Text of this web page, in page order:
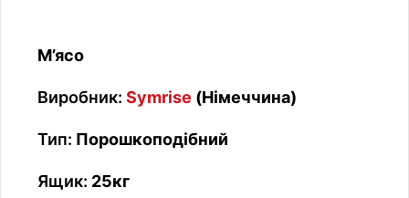
М’ясо
Виробник: Symrise (Німеччина)
Тип: Порошкоподібний
Ящик: 25кг